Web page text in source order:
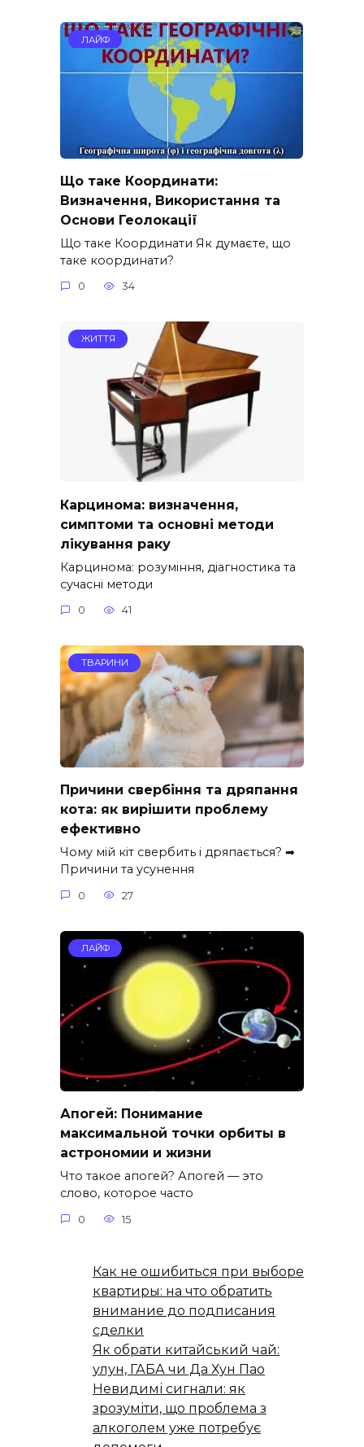
ЛАЙФ
Що таке Координати:
Визначення, Використання та
Основи Геолокації
Що таке Координати Як думаєте, що
таке координати?
0 34
ЖИТТЯ
Карцинома: визначення,
симптоми та основні методи
лікування раку
Карцинома: розуміння, діагностика та
сучасні методи
0 41
ТВАРИНИ
Причини свербіння та дряпання
кота: як вирішити проблему
ефективно
Чому мій кіт свербить і дряпається? ➡
Причини та усунення
0 27
ЛАЙФ
Апогей: Понимание
максимальной точки орбиты в
астрономии и жизни
Что такое апогей? Апогей — это
слово, которое часто
0 15
Как не ошибиться при выборе
квартиры: на что обратить
внимание до подписания
сделки
Як обрати китайський чай:
улун, ГАБА чи Да Хун Пао
Невидимі сигнали: як
зрозуміти, що проблема з
алкоголем уже потребує